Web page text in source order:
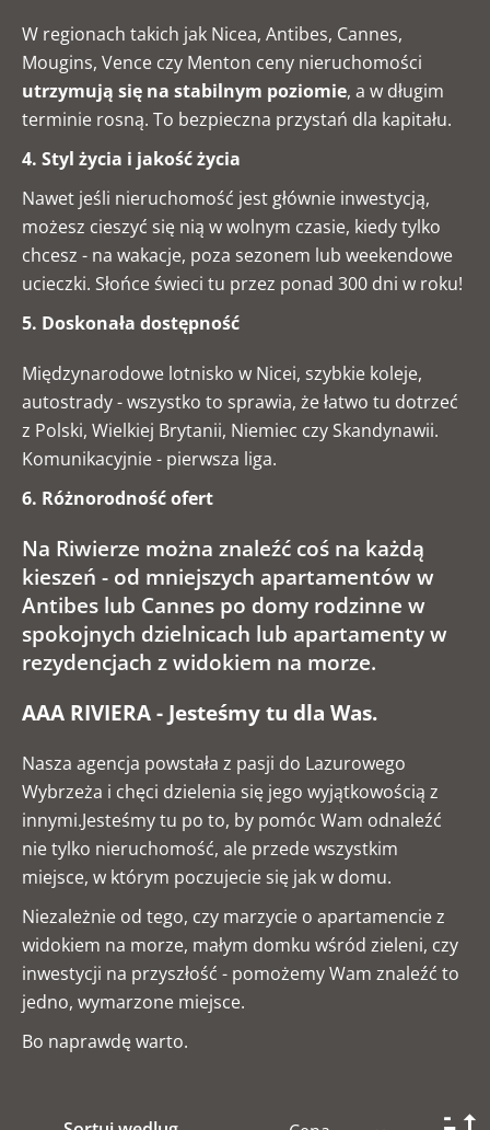
W regionach takich jak Nicea, Antibes, Cannes,
Mougins, Vence czy Menton ceny nieruchomości
utrzymują się na stabilnym poziomie, a w długim
terminie rosną. To bezpieczna przystań dla kapitału.
4. Styl życia i jakość życia
Nawet jeśli nieruchomość jest głównie inwestycją,
możesz cieszyć się nią w wolnym czasie, kiedy tylko
chcesz - na wakacje, poza sezonem lub weekendowe
ucieczki. Słońce świeci tu przez ponad 300 dni w roku!
5. Doskonała dostępność
Międzynarodowe lotnisko w Nicei, szybkie koleje,
autostrady - wszystko to sprawia, że łatwo tu dotrzeć
z Polski, Wielkiej Brytanii, Niemiec czy Skandynawii.
Komunikacyjnie - pierwsza liga.
6. Różnorodność ofert
Na Riwierze można znaleźć coś na każdą
kieszeń - od mniejszych apartamentów w
Antibes lub Cannes po domy rodzinne w
spokojnych dzielnicach lub apartamenty w
rezydencjach z widokiem na morze.
AAA RIVIERA - Jesteśmy tu dla Was.
Nasza agencja powstała z pasji do Lazurowego
Wybrzeża i chęci dzielenia się jego wyjątkowością z
innymi.Jesteśmy tu po to, by pomóc Wam odnaleźć
nie tylko nieruchomość, ale przede wszystkim
miejsce, w którym poczujecie się jak w domu.
Niezależnie od tego, czy marzycie o apartamencie z
widokiem na morze, małym domku wśród zieleni, czy
inwestycji na przyszłość - pomożemy Wam znaleźć to
jedno, wymarzone miejsce.
Bo naprawdę warto.